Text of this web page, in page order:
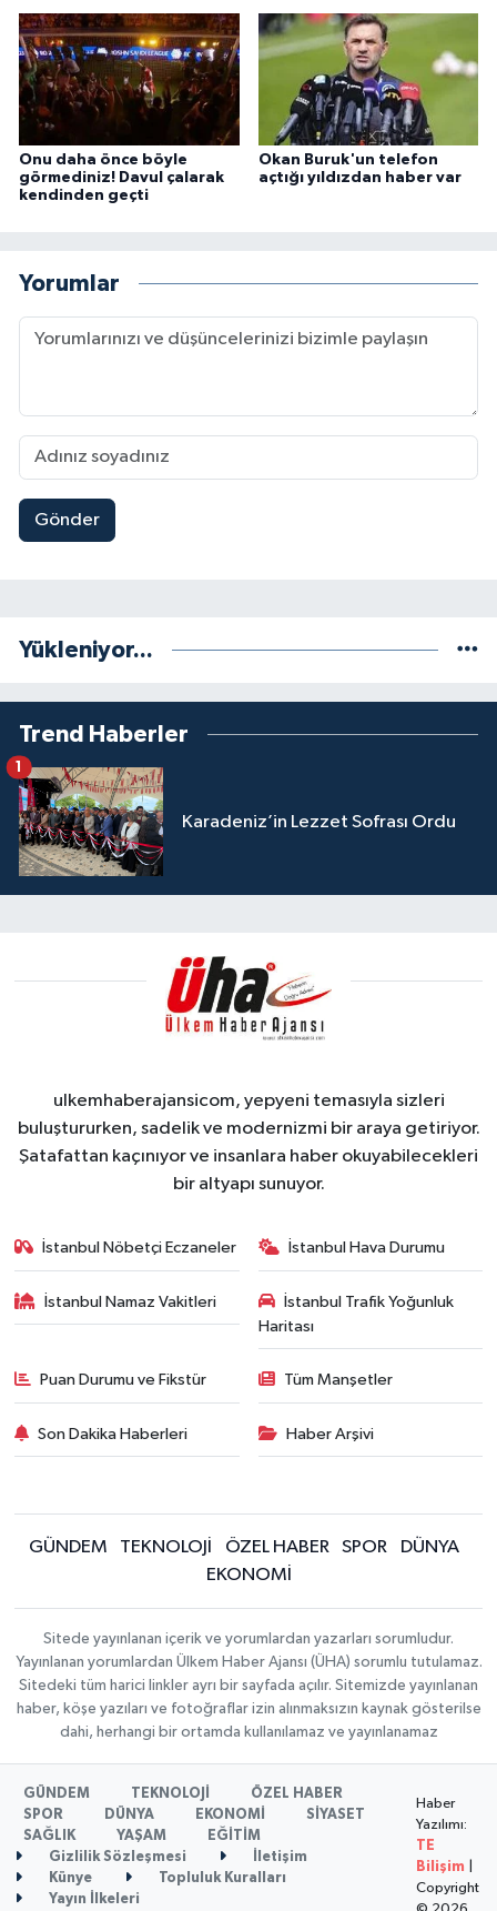
Onu daha önce böyle
görmediniz! Davul çalarak
kendinden geçti
Okan Buruk'un telefon
açtığı yıldızdan haber var
Yorumlar
Gönder
Yükleniyor...
Trend Haberler
Karadeniz’in Lezzet Sofrası Ordu
1
ulkemhaberajansicom, yepyeni temasıyla sizleri
buluştururken, sadelik ve modernizmi bir araya getiriyor.
Şatafattan kaçınıyor ve insanlara haber okuyabilecekleri
bir altyapı sunuyor.
İstanbul Nöbetçi Eczaneler İstanbul Hava Durumu
İstanbul Namaz Vakitleri
İstanbul Trafik Yoğunluk
Haritası
Puan Durumu ve Fikstür Tüm Manşetler
Son Dakika Haberleri Haber Arşivi
GÜNDEM TEKNOLOJİ ÖZEL HABER SPOR
DÜNYA
EKONOMİ
Sitede yayınlanan içerik ve yorumlardan yazarları sorumludur.
Yayınlanan yorumlardan Ülkem Haber Ajansı (ÜHA) sorumlu tutulamaz.
Sitedeki tüm harici linkler ayrı bir sayfada açılır. Sitemizde yayınlanan
haber, köşe yazıları ve fotoğraflar izin alınmaksızın kaynak gösterilse
dahi, herhangi bir ortamda kullanılamaz ve yayınlanamaz
GÜNDEM TEKNOLOJİ
ÖZEL HABER
SPOR
DÜNYA EKONOMİ
SİYASET
SAĞLIK
YAŞAM
EĞİTİM
Gizlilik Sözleşmesi
İletişim
Künye
Topluluk Kuralları
Yayın İlkeleri
Haber
Yazılımı:
TE
Bilişim
Copyright